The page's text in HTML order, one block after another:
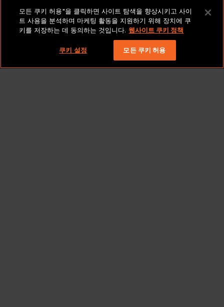
법적 고지 및 정책
저작권 2026 Lionbridge Technologies, LLC. 모든 권리
보유.
모든 쿠키 허용"을 클릭하면 사이트 탐색을 향상시키고 사이
트 사용을 분석하며 마케팅 활동을 지원하기 위해 장치에 쿠
키를 저장하는 데 동의하는 것입니다. 웹사이트 쿠키 정책
쿠키 설정 모든 쿠키 허용